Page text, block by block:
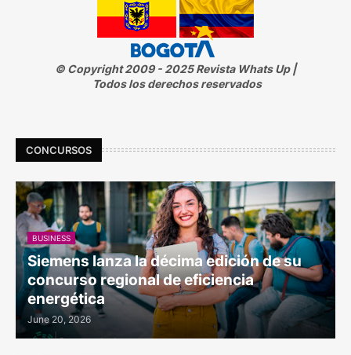
© Copyright 2009 - 2025 Revista Whats Up |
Todos los derechos reservados
CONCURSOS
BUSINESS
Siemens lanza la décima edición de su
concurso regional de eficiencia
energética
June 20, 2026